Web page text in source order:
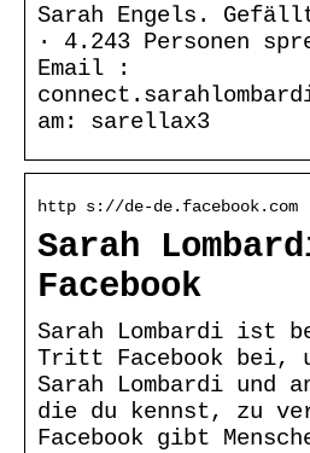
Sarah Engels.
· 4.243 Personen
Email :
am: sarellax3
http s://de-de.facebook.com
Sarah
Facebook
Sarah Lombardi ist
Tritt Facebook bei,
Sarah Lombardi und
die du kennst, zu
Facebook gibt